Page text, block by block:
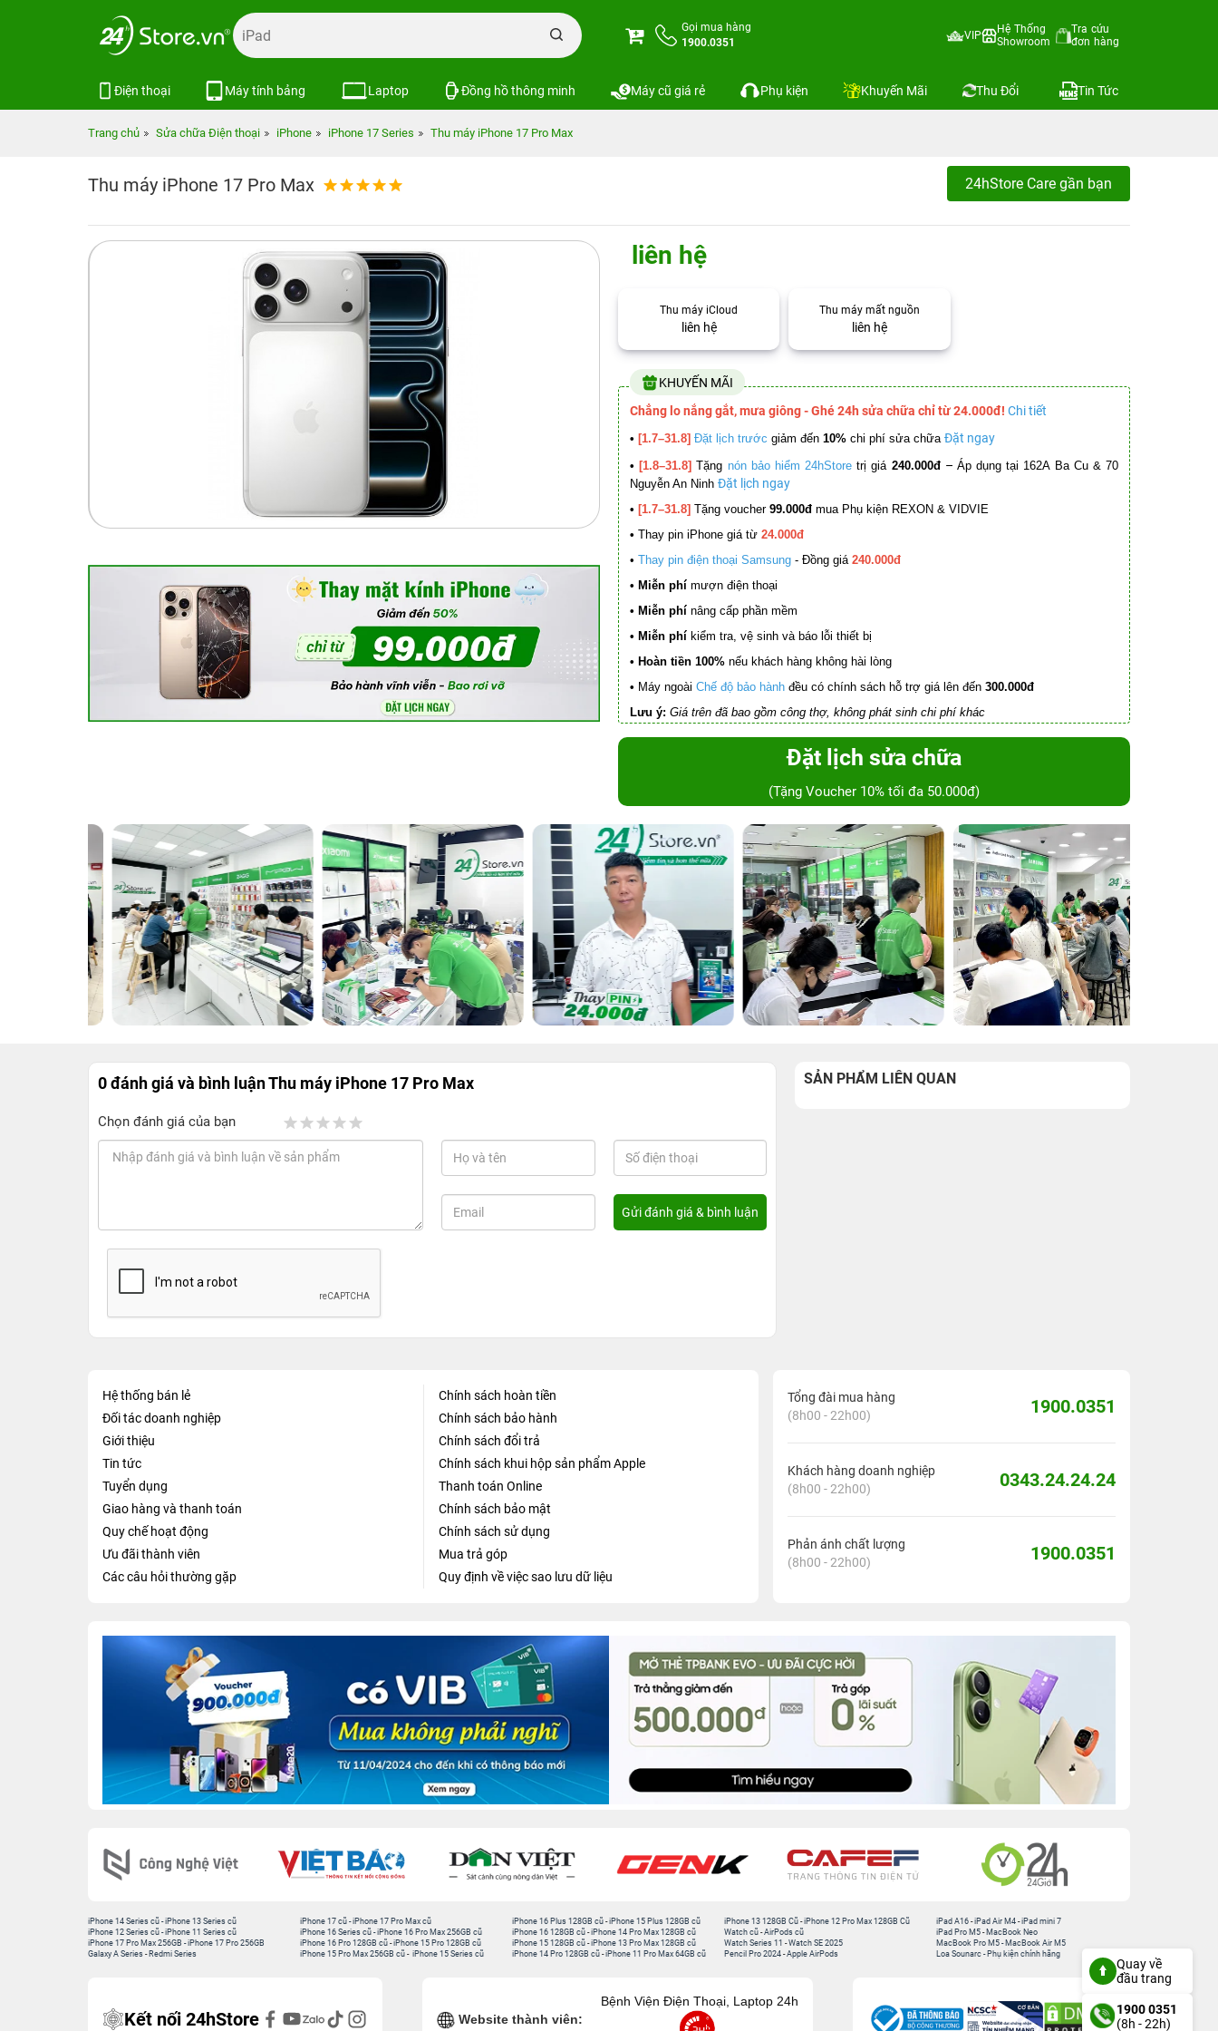
Gọi mua hàng
1900.0351
VIP
Hệ Thống
Showroom
Tra cứu
đơn hàng
Điện thoại Máy tính bảng Laptop Đồng hồ thông minh Máy cũ giá rẻ Phụ kiện Khuyến Mãi Thu Đổi Tin Tức
Trang chủ Sửa chữa Điện thoại iPhone iPhone 17 Series Thu máy iPhone 17 Pro Max
Thu máy iPhone 17 Pro Max 24hStore Care gần bạn
liên hệ
Thu máy iCloud
liên hệ
Thu máy mất nguồn
liên hệ
KHUYẾN MÃI
Chẳng lo nắng gắt, mưa giông - Ghé 24h sửa chữa chỉ từ 24.000đ! Chi tiết
• [1.7–31.8] Đặt lịch trước giảm đến 10% chi phí sửa chữa Đặt ngay
• [1.8–31.8] Tặng nón bảo hiểm 24hStore trị giá 240.000đ – Áp dụng tại 162A Ba Cu & 70
Nguyễn An Ninh Đặt lịch ngay
• [1.7–31.8] Tặng voucher 99.000đ mua Phụ kiện REXON & VIDVIE
• Thay pin iPhone giá từ 24.000đ
• Thay pin điện thoại Samsung - Đồng giá 240.000đ
• Miễn phí mượn điện thoại
• Miễn phí nâng cấp phần mềm
• Miễn phí kiểm tra, vệ sinh và báo lỗi thiết bị
• Hoàn tiền 100% nếu khách hàng không hài lòng
• Máy ngoài Chế độ bảo hành đều có chính sách hỗ trợ giá lên đến 300.000đ
Lưu ý: Giá trên đã bao gồm công thợ, không phát sinh chi phí khác
Đặt lịch sửa chữa
(Tặng Voucher 10% tối đa 50.000đ)
0 đánh giá và bình luậnThu máy iPhone 17 Pro Max
Chọn đánh giá của bạn
SẢN PHẨM LIÊN QUAN
Hệ thống bán lẻ
Đối tác doanh nghiệp
Giới thiệu
Tin tức
Tuyển dụng
Giao hàng và thanh toán
Quy chế hoạt động
Ưu đãi thành viên
Các câu hỏi thường gặp
Chính sách hoàn tiền
Chính sách bảo hành
Chính sách đổi trả
Chính sách khui hộp sản phẩm Apple
Thanh toán Online
Chính sách bảo mật
Chính sách sử dụng
Mua trả góp
Quy định về việc sao lưu dữ liệu
Tổng đài mua hàng
(8h00 - 22h00)
1900.0351
Khách hàng doanh nghiệp
(8h00 - 22h00)
0343.24.24.24
Phản ánh chất lượng
(8h00 - 22h00)
1900.0351
iPhone 14 Series cũ -iPhone 13 Series cũ
iPhone 12 Series cũ -iPhone 11 Series cũ
iPhone 17 Pro Max 256GB -iPhone 17 Pro 256GB
Galaxy A Series - Redmi Series
iPhone 17 cũ -iPhone 17 Pro Max cũ
iPhone 16 Series cũ - iPhone 16 Pro Max 256GB cũ
iPhone 16 Pro 128GB cũ -iPhone 15 Pro 128GB cũ
iPhone 15 Pro Max 256GB cũ - iPhone 15 Series cũ
iPhone 16 Plus 128GB cũ -iPhone 15 Plus 128GB cũ
iPhone 16 128GB cũ -iPhone 14 Pro Max 128GB cũ
iPhone 15 128GB cũ -iPhone 13 Pro Max 128GB cũ
iPhone 14 Pro 128GB cũ -iPhone 11 Pro Max 64GB cũ
iPhone 13 128GB Cũ -iPhone 12 Pro Max 128GB Cũ
Watch cũ -AirPods cũ
Watch Series 11 -Watch SE 2025
Pencil Pro 2024 -Apple AirPods
iPad A16 -iPad Air M4 -iPad mini 7
iPad Pro M5 - MacBook Neo
MacBook Pro M5 - MacBook Air M5
Loa Sounarc - Phụ kiện chính hãng
Kết nối 24hStore Website thành viên:
Bệnh Viện Điện Thoại, Laptop 24h
Quay về
đầu trang
1900 0351
(8h - 22h)